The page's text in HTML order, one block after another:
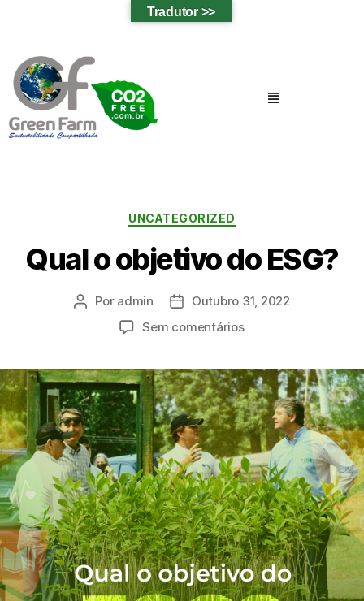
UNCATEGORIZED
Qual o objetivo do ESG?
Por admin
Outubro 31, 2022
Sem comentários
Tradutor >>